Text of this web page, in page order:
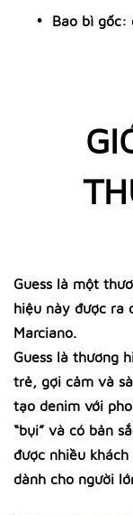
Bao bì gốc:
Guess là một
hiệu này được ra
Marciano.
Guess là thương
trẻ, gợi cảm và
tạo denim với
“bụi” và có bản
được nhiều
dành cho người